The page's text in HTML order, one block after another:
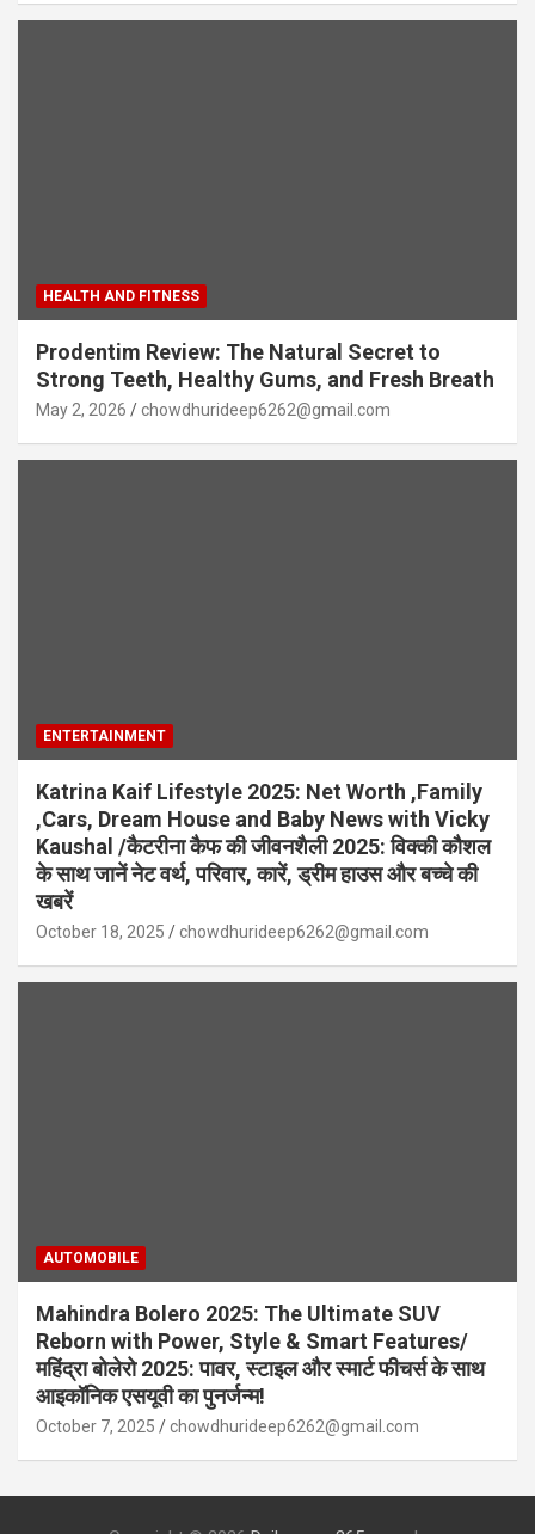
HEALTH AND FITNESS
Prodentim Review: The Natural Secret to
Strong Teeth, Healthy Gums, and Fresh Breath
May 2, 2026 chowdhurideep6262@gmail.com
ENTERTAINMENT
Katrina Kaif Lifestyle 2025: Net Worth ,Family
,Cars, Dream House and Baby News with Vicky
Kaushal /कैटरीना कैफ की जीवनशैली 2025: विक्की कौशल
के साथ जानें नेट वर्थ, परिवार, कारें, ड्रीम हाउस और बच्चे की
खबरें
October 18, 2025 chowdhurideep6262@gmail.com
AUTOMOBILE
Mahindra Bolero 2025: The Ultimate SUV
Reborn with Power, Style & Smart Features/
महिंद्रा बोलेरो 2025: पावर, स्टाइल और स्मार्ट फीचर्स के साथ
आइकॉनिक एसयूवी का पुनर्जन्म!
October 7, 2025 chowdhurideep6262@gmail.com